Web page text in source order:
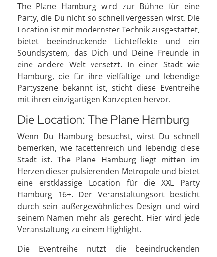
The Plane Hamburg wird zur Bühne für eine
Party, die Du nicht so schnell vergessen wirst. Die
Location ist mit modernster Technik ausgestattet,
bietet beeindruckende Lichteffekte und ein
Soundsystem, das Dich und Deine Freunde in
eine andere Welt versetzt. In einer Stadt wie
Hamburg, die für ihre vielfältige und lebendige
Partyszene bekannt ist, sticht diese Eventreihe
mit ihren einzigartigen Konzepten hervor.
Die Location: The Plane Hamburg
Wenn Du Hamburg besuchst, wirst Du schnell
bemerken, wie facettenreich und lebendig diese
Stadt ist. The Plane Hamburg liegt mitten im
Herzen dieser pulsierenden Metropole und bietet
eine erstklassige Location für die XXL Party
Hamburg 16+. Der Veranstaltungsort besticht
durch sein außergewöhnliches Design und wird
seinem Namen mehr als gerecht. Hier wird jede
Veranstaltung zu einem Highlight.
Die Eventreihe nutzt die beeindruckenden